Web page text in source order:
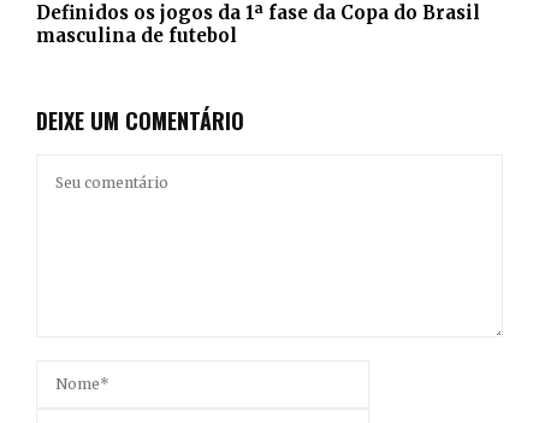
Definidos os jogos da 1ª fase da Copa do Brasil
masculina de futebol
DEIXE UM COMENTÁRIO